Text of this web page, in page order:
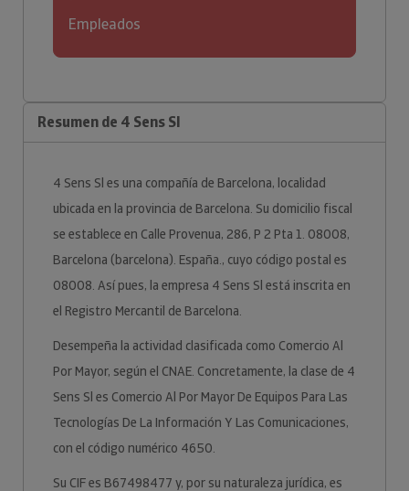
Empleados
Resumen de 4 Sens Sl
4 Sens Sl es una compañía de Barcelona, localidad
ubicada en la provincia de Barcelona. Su domicilio fiscal
se establece en Calle Provenua, 286, P 2 Pta 1. 08008,
Barcelona (barcelona). España., cuyo código postal es
08008. Así pues, la empresa 4 Sens Sl está inscrita en
el Registro Mercantil de Barcelona.
Desempeña la actividad clasificada como Comercio Al
Por Mayor, según el CNAE. Concretamente, la clase de 4
Sens Sl es Comercio Al Por Mayor De Equipos Para Las
Tecnologías De La Información Y Las Comunicaciones,
con el código numérico 4650.
Su CIF es B67498477 y, por su naturaleza jurídica, es